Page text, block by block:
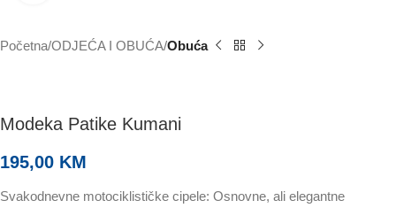
Početna ODJEĆA I OBUĆA Obuća
Modeka Patike Kumani
195,00 KM
Svakodnevne motociklističke cipele: Osnovne, ali elegantne